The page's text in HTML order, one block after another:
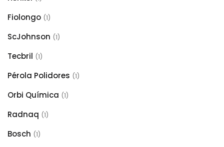
Fiolongo (1)
ScJohnson (1)
Tecbril (1)
Pérola Polidores (1)
Orbi Química (1)
Radnaq (1)
Bosch (1)